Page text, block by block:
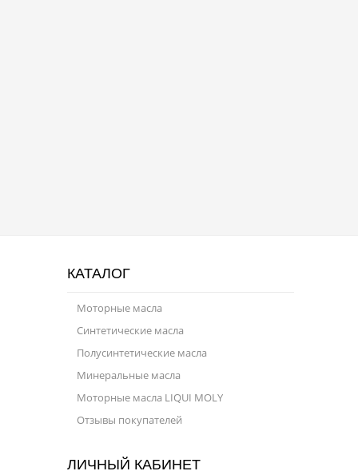
Трансмиссионные масла
Оборудование
Клеи и герметики
Профи-серия
Уход за кондиционером
КАТАЛОГ
Моторные масла
Синтетические масла
Полусинтетические масла
Минеральные масла
Моторные масла LIQUI MOLY
Отзывы покупателей
ЛИЧНЫЙ КАБИНЕТ